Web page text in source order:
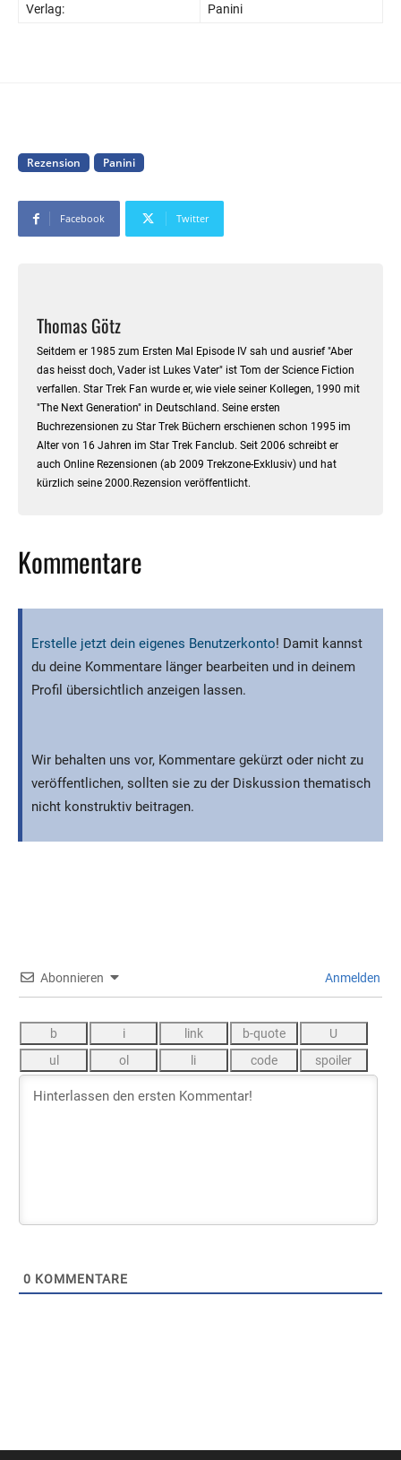
Verlag: Panini
Rezension Panini
Facebook Twitter
Thomas Götz
Seitdem er 1985 zum Ersten Mal Episode IV sah und ausrief "Aber
das heisst doch, Vader ist Lukes Vater" ist Tom der Science Fiction
verfallen. Star Trek Fan wurde er, wie viele seiner Kollegen, 1990 mit
"The Next Generation" in Deutschland. Seine ersten
Buchrezensionen zu Star Trek Büchern erschienen schon 1995 im
Alter von 16 Jahren im Star Trek Fanclub. Seit 2006 schreibt er
auch Online Rezensionen (ab 2009 Trekzone-Exklusiv) und hat
kürzlich seine 2000.Rezension veröffentlicht.
Kommentare
Erstelle jetzt dein eigenes Benutzerkonto! Damit kannst
du deine Kommentare länger bearbeiten und in deinem
Profil übersichtlich anzeigen lassen.
Wir behalten uns vor, Kommentare gekürzt oder nicht zu
veröffentlichen, sollten sie zu der Diskussion thematisch
nicht konstruktiv beitragen.
Abonnieren Anmelden
0 KOMMENTARE